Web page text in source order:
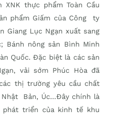
thực phẩm Toàn Cầu
phẩm Giấm của Công ty
Giang Lục Ngạn xuất sang
Bánh nông sản Bình Minh
Quốc. Đặc biệt là các sản
vải sớm Phúc Hòa đã
thị trường yêu cầu chất
Nhật Bản, Úc…Đây chính là
triển của kinh tế khu